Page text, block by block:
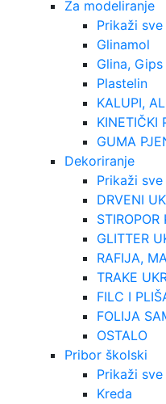
Za modeliranje
Prikaži sve
Glinamol
Glina, Gips
Plastelin
KALUPI,
KINETIČKI
GUMA
Dekoriranje
Prikaži sve
DRVENI
GLITTER
RAFIJA,
TRAKE
FILC I
FOLIJA
OSTALO
Pribor školski
Prikaži sve
Kreda